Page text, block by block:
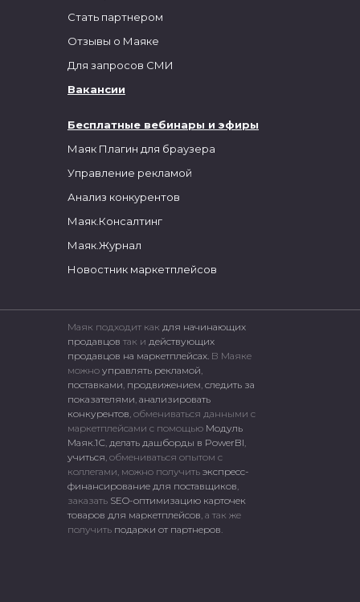
Бесплатные вебинары и эфиры
Маяк Плагин для браузера
Управление рекламой
Анализ конкурентов
Маяк.Консалтинг
Маяк.Журнал
Новостник маркетплейсов
Стать партнером
Отзывы о Маяке
Для запросов СМИ
Вакансии
Маяк подходит как для начинающих
продавцов так и действующих
продавцов на маркетплейсах. В Маяке
можно управлять рекламой
поставками продвижением следить за
показателями анализировать
конкурентов , обмениваться данными с
маркетплейсами c помощью Модуль
Маяк.1С делать дашборды в PowerBI
учиться , обмениваться опытом с
коллегами, можно получить экспресс-
финансирование для поставщиков
заказать SEO-оптимизацию карточек
товаров для маркетплейсов , а так же
получить подарки от партнеров